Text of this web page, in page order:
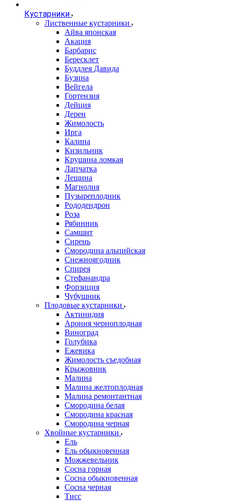
Кустарники
Лиственные кустарники
Айва японская
Акация
Барбарис
Бересклет
Буддлея Давида
Бузина
Вейгела
Гортензия
Дейция
Дерен
Жимолость
Ирга
Калина
Кизильник
Крушина ломкая
Лапчатка
Лещина
Магнолия
Пузыреплодник
Рододендрон
Роза
Рябинник
Самшит
Сирень
Смородина альпийская
Снежноягодник
Спирея
Стефанандра
Форзиция
Чубушник
Плодовые кустарники
Актинидия
Арония черноплодная
Виноград
Голубика
Ежевика
Жимолость съедобная
Крыжовник
Малина
Малина желтоплодная
Малина ремонтантная
Смородина белая
Смородина красная
Смородина черная
Хвойные кустарники
Ель
Ель обыкновенная
Можжевельник
Сосна горная
Сосна обыкновенная
Сосна черная
Тисс